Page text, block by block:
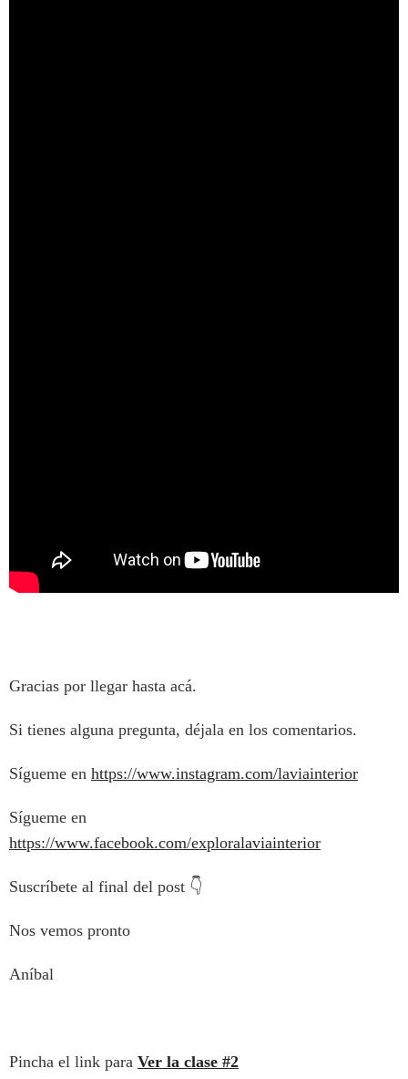
Gracias por llegar hasta acá.
Si tienes alguna pregunta, déjala en los comentarios.
Sígueme en https://www.instagram.com/laviainterior
Sígueme en
https://www.facebook.com/exploralaviainterior
Suscríbete al final del post 👇
Nos vemos pronto
Aníbal
Pincha el link para Ver la clase #2